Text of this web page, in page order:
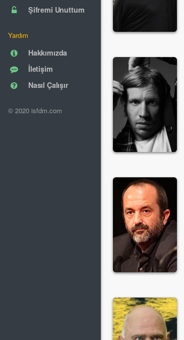
Şifremi Unuttum
Yardım
Hakkımızda
İletişim
Nasıl Çalışır
© 2020 isfdm.com